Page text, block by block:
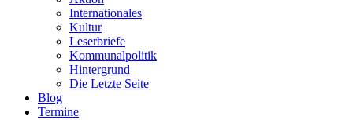
Internationales
Kultur
Leserbriefe
Kommunalpolitik
Hintergrund
Die Letzte Seite
Blog
Termine